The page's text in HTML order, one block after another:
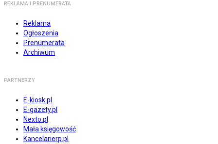
REKLAMA I PRENUMERATA
Reklama
Ogłoszenia
Prenumerata
Archiwum
PARTNERZY
E-kiosk.pl
E-gazety.pl
Nexto.pl
Mała księgowość
Kancelarierp.pl